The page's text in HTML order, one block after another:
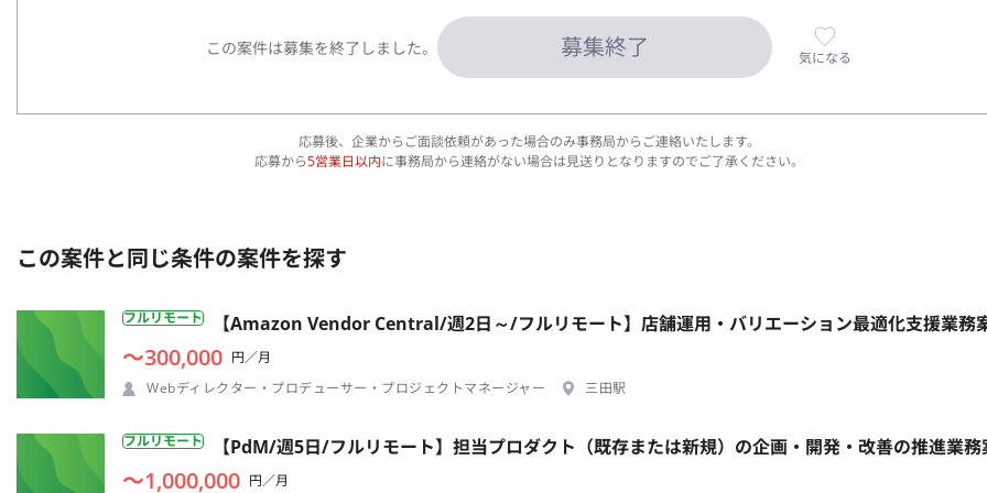
この案件は募集を終了しました。 募集終了 気になる
応募後、企業からご面談依頼があった場合のみ事務局からご連絡いたします。
応募から5営業日以内に事務局から連絡がない場合は見送りとなりますのでご了承ください。
この案件と同じ条件の案件を探す
フルリモート 【Amazon Vendor Central/週2日～/フルリモート】店舗運用・バリエーション最適化支援業務
〜300,000 円／月
Webディレクター・プロデューサー・プロジェクトマネージャー
三田駅
フルリモート 【PdM/週5日/フルリモート】担当プロダクト（既存または新規）の企画・開発・改善の推進業務
〜1,000,000 円／月